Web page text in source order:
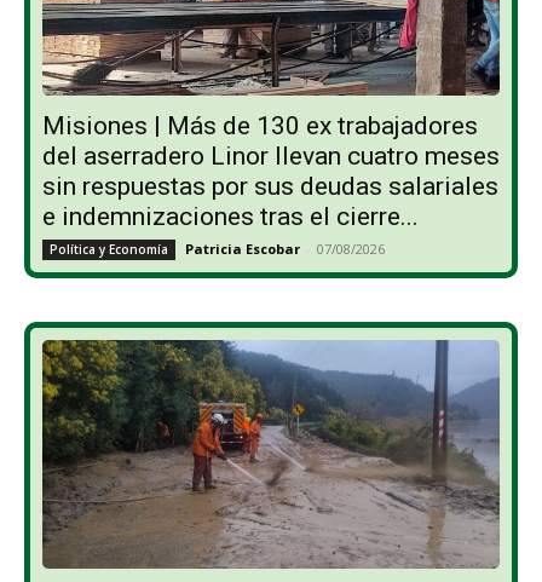
Misiones | Más de 130 ex trabajadores
del aserradero Linor llevan cuatro meses
sin respuestas por sus deudas salariales
e indemnizaciones tras el cierre...
Política y Economía Patricia Escobar - 07/08/2026